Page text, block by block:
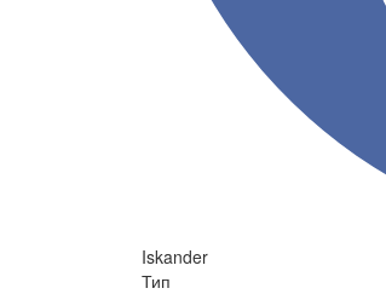
Iskander
Тип